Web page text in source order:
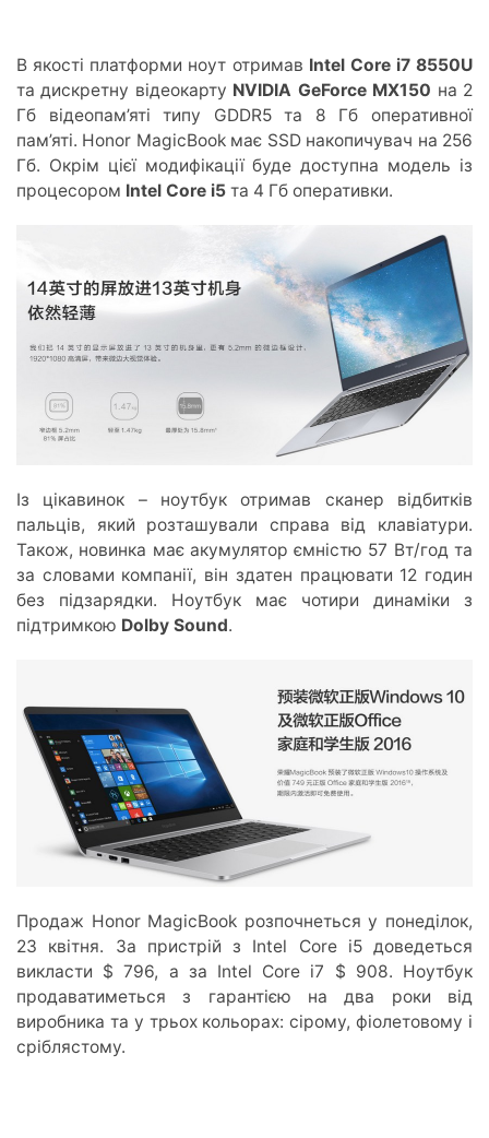
В якості платформи ноут отримав Intel Core i7 8550U
та дискретну відеокарту NVIDIA GeForce MX150 на 2
Гб відеопам’яті типу GDDR5 та 8 Гб оперативної
пам’яті. Honor MagicBook має SSD накопичувач на 256
Гб. Окрім цієї модифікації буде доступна модель із
процесором Intel Core i5 та 4 Гб оперативки.
Із цікавинок – ноутбук отримав сканер відбитків
пальців, який розташували справа від клавіатури.
Також, новинка має акумулятор ємністю 57 Вт/год та
за словами компанії, він здатен працювати 12 годин
без підзарядки. Ноутбук має чотири динаміки з
підтримкою Dolby Sound.
Продаж Honor MagicBook розпочнеться у понеділок,
23 квітня. За пристрій з Intel Core i5 доведеться
викласти $ 796, а за Intel Core i7 $ 908. Ноутбук
продаватиметься з гарантією на два роки від
виробника та у трьох кольорах: сірому, фіолетовому і
сріблястому.